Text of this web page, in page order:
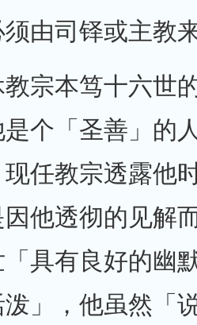
由司铎或主教
宗本笃十六世
个「圣善」的
任教宗透露他
他透彻的见解
具有良好的幽
泼」，他虽然「